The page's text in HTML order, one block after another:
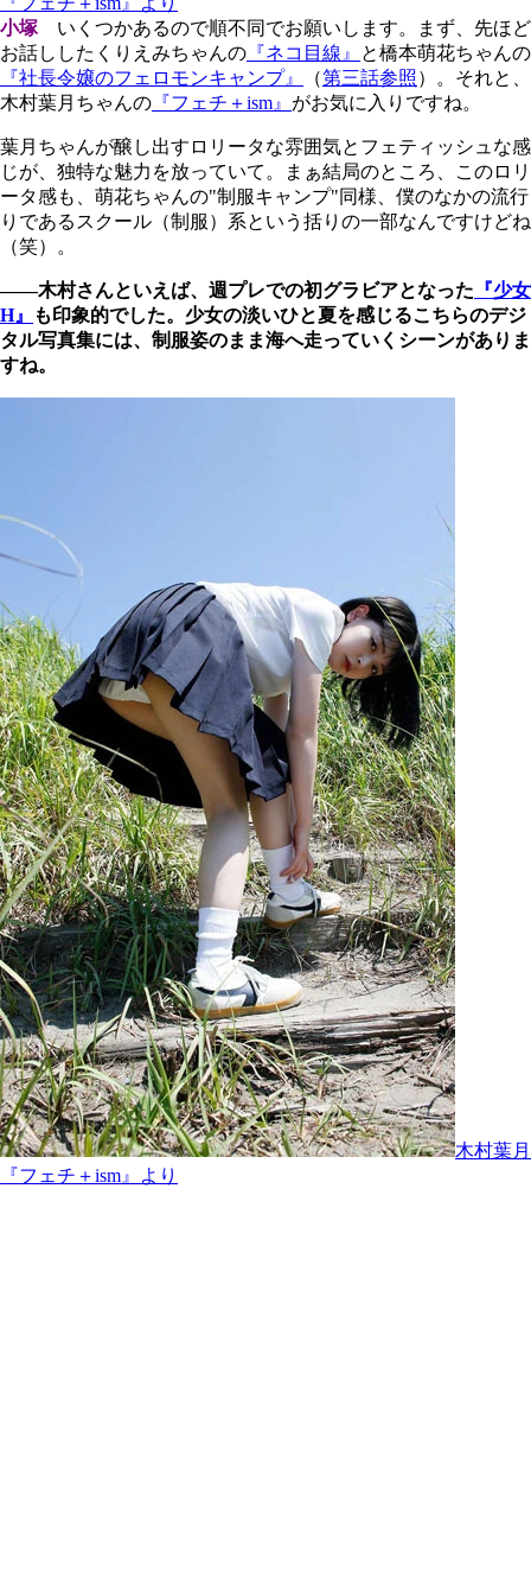
小塚いくつかあるので順不同でお願いします。まず、先ほど
お話ししたくりえみちゃんの 『ネコ目線』
と橋本萌花ちゃんの
『社長令嬢のフェロモンキャンプ』
（第三話参照）。それと、
木村葉月ちゃんの 『フェチ＋ism』 がお気に入りですね。
葉月ちゃんが醸し出すロリータな雰囲気とフェティッシュな感
じが、独特な魅力を放っていて。まぁ結局のところ、このロリ
ータ感も、萌花ちゃんの"制服キャンプ"同様、僕のなかの流行
りであるスクール（制服）系という括りの一部なんですけどね
（笑）。
――木村さんといえば、週プレでの初グラビアとなった 『少女
H』
も印象的でした。少女の淡いひと夏を感じるこちらのデジ
タル写真集には、制服姿のまま海へ走っていくシーンがありま
すね。
木村葉月
『フェチ＋ism』より